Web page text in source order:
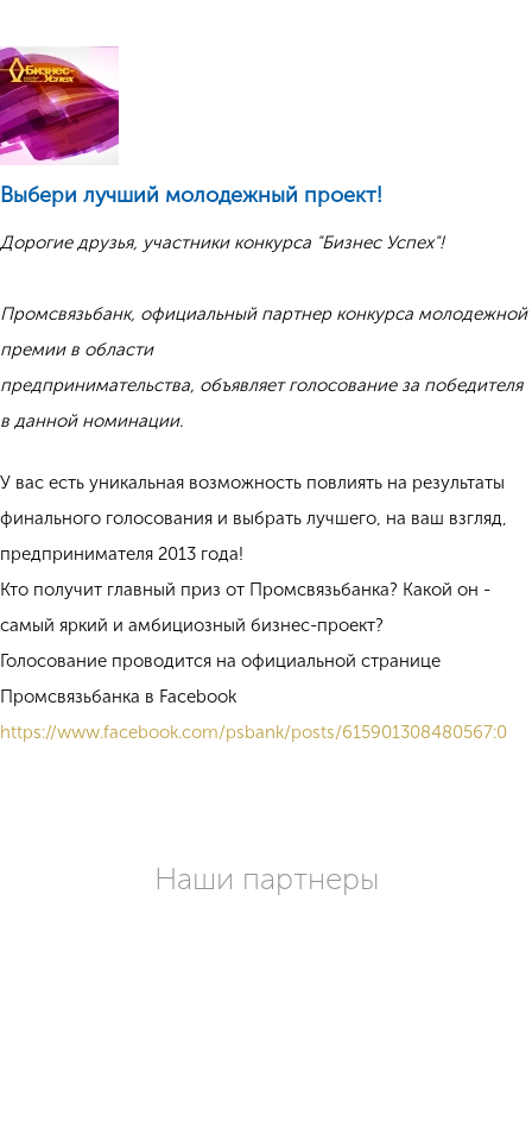
Выбери лучший молодежный проект!
Дорогие друзья, участники конкурса "Бизнес Успех"!
Промсвязьбанк, официальный партнер конкурса молодежной
премии в области
предпринимательства, объявляет голосование за победителя
в данной номинации.
У вас есть уникальная возможность повлиять на результаты
финального голосования и выбрать лучшего, на ваш взгляд,
предпринимателя 2013 года!
Кто получит главный приз от Промсвязьбанка? Какой он -
самый яркий и амбициозный бизнес-проект?
Голосование проводится на официальной странице
Промсвязьбанка в Facebook
https://www.facebook.com/psbank/posts/615901308480567:0
Наши партнеры